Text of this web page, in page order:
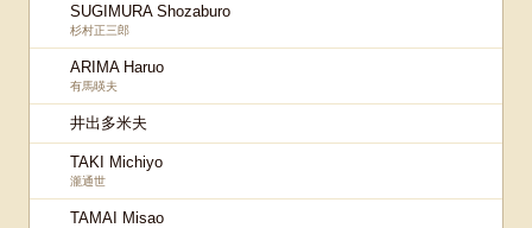
SUGIMURA Shozaburo
杉村正三郎
ARIMA Haruo
有馬暎夫
井出多米夫
TAKI Michiyo
瀧通世
TAMAI Misao